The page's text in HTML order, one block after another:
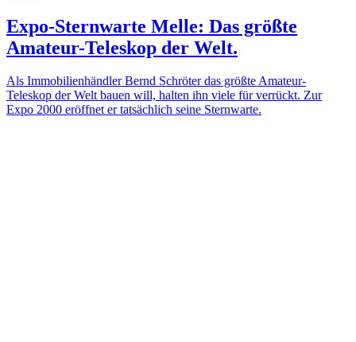
Expo-Sternwarte Melle: Das größte
Amateur-Teleskop der Welt.
Als Immobilienhändler Bernd Schröter das größte Amateur-
Teleskop der Welt bauen will, halten ihn viele für verrückt. Zur
Expo 2000 eröffnet er tatsächlich seine Sternwarte.